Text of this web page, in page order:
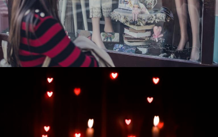
витрины StepClub
Смотреть проект